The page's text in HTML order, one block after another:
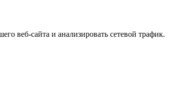
веб-сайта и анализировать сетевой трафик.